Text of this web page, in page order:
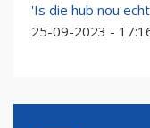
'Is die hub nou
25-09-2023 -